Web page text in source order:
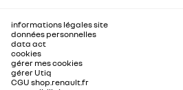
informations légales site
données personnelles
data act
cookies
gérer mes cookies
gérer Utiq
CGU shop.renault.fr